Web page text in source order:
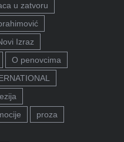
u zatvoru
Izraz
O penovcima
proza